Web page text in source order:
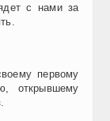
с нами за
первому
открывшему